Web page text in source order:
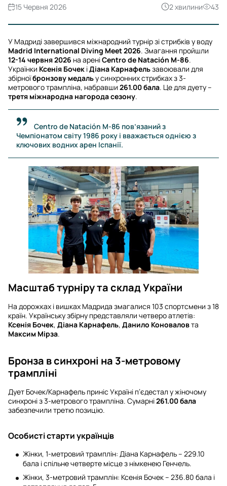
2 хвилини 43
15 Червня 2026
У Мадриді завершився міжнародний турнір зі стрибків у воду
Madrid International Diving Meet 2026. Змагання пройшли
12-14 червня 2026 на ареніCentro de Natación M-86.
Українки Ксенія Бочек іДіана Карнафельзавоювали для
збірноїбронзову медальу синхронних стрибках з 3-
метрового трампліна, набравши 261.00 бала. Це для дуету –
третя міжнародна нагорода сезону.
Centro de Natación M-86 пов’язаний з
Чемпіонатом світу 1986 року і вважається однією з
ключових водних арен Іспанії.
Масштаб турніру та склад України
На дорожках і вишках Мадрида змагалися 103 спортсмени з 18
країн. Українську збірну представляли четверо атлетів:
Ксенія Бочек, Діана Карнафель, Данило Коноваловта
Максим Мірза.
Бронза в синхроні на 3-метровому
трампліні
Дует Бочек/Карнафель приніс Україні п’єдестал у жіночому
синхроні з 3-метрового трампліна. Сумарні261.00 бала
забезпечили третю позицію.
Особисті старти українців
Жінки, 1-метровий трамплін: Діана Карнафель – 229.10
бала і спільне четверте місце з німкенею Генчель.
Жінки, 3-метровий трамплін: Ксенія Бочек – 236.80 бала і